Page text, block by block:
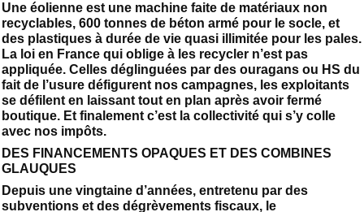
Une éolienne est une machine faite de matériaux non
recyclables, 600 tonnes de béton armé pour le socle, et
des plastiques à durée de vie quasi illimitée pour les pales.
La loi en France qui oblige à les recycler n’est pas
appliquée. Celles déglinguées par des ouragans ou HS du
fait de l’usure défigurent nos campagnes, les exploitants
se défilent en laissant tout en plan après avoir fermé
boutique. Et finalement c’est la collectivité qui s’y colle
avec nos impôts.
DES FINANCEMENTS OPAQUES ET DES COMBINES
GLAUQUES
Depuis une vingtaine d’années, entretenu par des
subventions et des dégrèvements fiscaux, le